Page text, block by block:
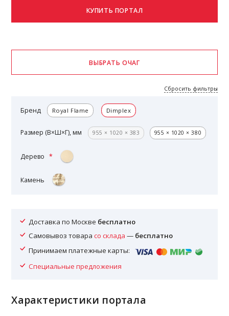
Бренд Royal Flame Dimplex
Размер (В×Ш×Г), мм 955 × 1020 × 383 955 × 1020 × 380
Дерево
Камень
Сбросить фильтры
Доставка по Москве бесплатно
Самовывоз товарасо склада — бесплатно
Принимаем платежные карты:
Специальные предложения
Характеристики портала